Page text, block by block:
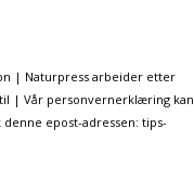
| Naturpress arbeider etter
| Vår personvernerklæring kan
epost-adressen: tips-